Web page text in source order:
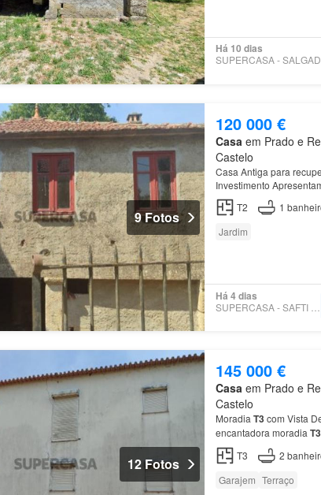
Há 10 dias
9 Fotos
120 000 €
Casa em Prado e
Castelo
Casa Antiga para
Investimento
quem procura um
T2 1
Jardim
Há 4 dias
12 Fotos
145 000 €
Casaem Prado e
Castelo
MoradiaT3com Vista
encantadora moradiaT3
piso encontra uma
T3 2
Garajem Terraço